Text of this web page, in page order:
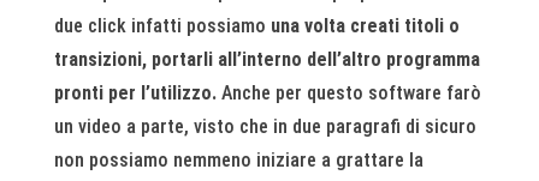
due click infatti possiamo una volta creati titoli o
transizioni, portarli all’interno dell’altro programma
pronti per l’utilizzo.Anche per questo software farò
un video a parte, visto che in due paragrafi di sicuro
non possiamo nemmeno iniziare a grattare la